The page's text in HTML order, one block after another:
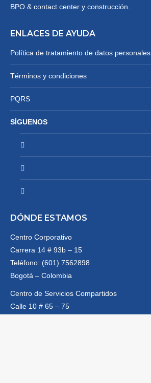
BPO & contact center y construcción.
ENLACES DE AYUDA
Política de tratamiento de datos personales
Términos y condiciones
PQRS
SÍGUENOS
DÓNDE ESTAMOS
Centro Corporativo
Carrera 14 # 93b – 15
Teléfono: (601) 7562898
Bogotá – Colombia
Centro de Servicios Compartidos
Calle 10 # 65 – 75